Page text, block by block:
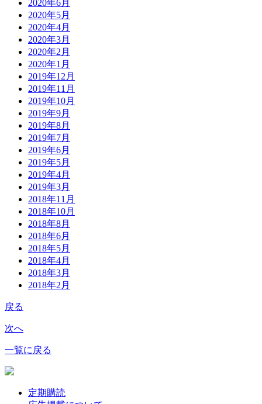
2020年6月
2020年5月
2020年4月
2020年3月
2020年2月
2020年1月
2019年12月
2019年11月
2019年10月
2019年9月
2019年8月
2019年7月
2019年6月
2019年5月
2019年4月
2019年3月
2018年11月
2018年10月
2018年8月
2018年6月
2018年5月
2018年4月
2018年3月
2018年2月
戻る
次へ
一覧に戻る
定期購読